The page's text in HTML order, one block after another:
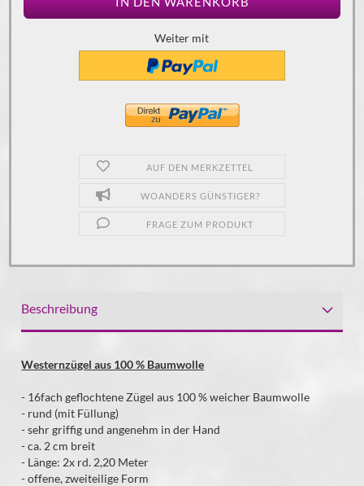
Weiter mit
AUF DEN MERKZETTEL
WOANDERS GÜNSTIGER?
FRAGE ZUM PRODUKT
Beschreibung
Westernzügel aus 100 % Baumwolle
- 16fach geflochtene Zügel aus 100 % weicher Baumwolle
- rund (mit Füllung)
- sehr griffig und angenehm in der Hand
- ca. 2 cm breit
- Länge: 2x rd. 2,20 Meter
- offene, zweiteilige Form